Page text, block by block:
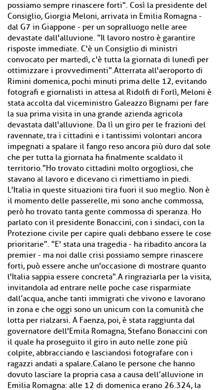
possiamo sempre rinascere forti". Così la presidente del
Consiglio, Giorgia Meloni, arrivata in Emilia Romagna -
dal G7 in Giappone - per un sopralluogo nelle aree
devastate dall'alluvione. "Il lavoro nostro è garantire
risposte immediate. C'è un Consiglio di ministri
convocato per martedì, c'è tutta la giornata di lunedì per
ottimizzare i provvedimenti".Atterrata all'aeroporto di
Rimini domenica, pochi minuti prima delle 12, evitando
fotografi e giornalisti in attesa al Ridolfi di Forlì, Meloni è
stata accolta dal viceministro Galeazzo Bignami per fare
la sua prima visita in una grande azienda agricola
devastata dall'alluvione. Da lì un giro per le frazioni del
ravennate, tra i cittadini e i tantissimi volontari ancora
impegnati a spalare il fango reso ancora più duro dal sole
che per tutta la giornata ha finalmente scaldato il
territorio."Ho trovato cittadini molto orgogliosi, che
stavano al lavoro e dicevano ci rimettiamo in piedi.
L'Italia in queste situazioni tira fuori il suo meglio. Non è
il momento delle passerelle, mi sono anche commossa,
però ho trovato tanta gente commossa di speranza. Ho
parlato con il presidente Bonaccini, con i sindaci, con la
Protezione civile per capire quali debbano essere le cose
prioritarie". "E' stata una tragedia - ha ribadito ancora la
premier - ma noi dalle crisi possiamo sempre rinascere
forti, può essere anche un'occasione di mostrare quanto
l'Italia sappia essere concreta".A ringraziarla per la visita,
invitandola ad entrare nelle poche case risparmiate
dall’acqua, anche tanti immigrati che vivono e lavorano
in zona e che oggi sono un unicum con la comunità che
lotta per rialzarsi. A Faenza, poi, è stata raggiunta dal
governatore dell'Emila Romagna, Stefano Bonaccini con
il quale ha proseguito il giro in auto nelle zone più
colpite, abbracciando e lasciandosi fotografare con i
ragazzi andati a spalare.Calano le persone che hanno
dovuto lasciare la propria casa a causa dell’alluvione in
Emilia Romagna: alle 12 di domenica erano 26.324, la